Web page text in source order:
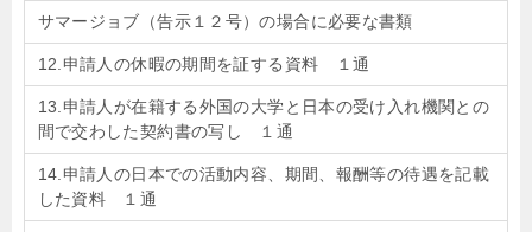
サマージョブ（告示１２号）の場合に必要な書類
12.申請人の休暇の期間を証する資料 １通
13.申請人が在籍する外国の大学と日本の受け入れ機関との
間で交わした契約書の写し １通
14.申請人の日本での活動内容、期間、報酬等の待遇を記載
した資料 １通